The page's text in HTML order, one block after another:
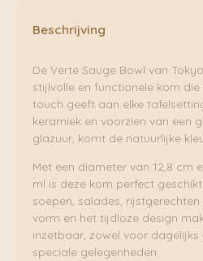
Studio
Beschrijving
De Verte Sauge Bowl van
stijlvolle en functionele kom
touch geeft aan elke
keramiek en voorzien van een
glazuur, komt de natuurlijke
Met een diameter van 12,8 cm
ml is deze kom perfect
soepen, salades,
vorm en het tijdloze design
inzetbaar, zowel voor
speciale gelegenheden.